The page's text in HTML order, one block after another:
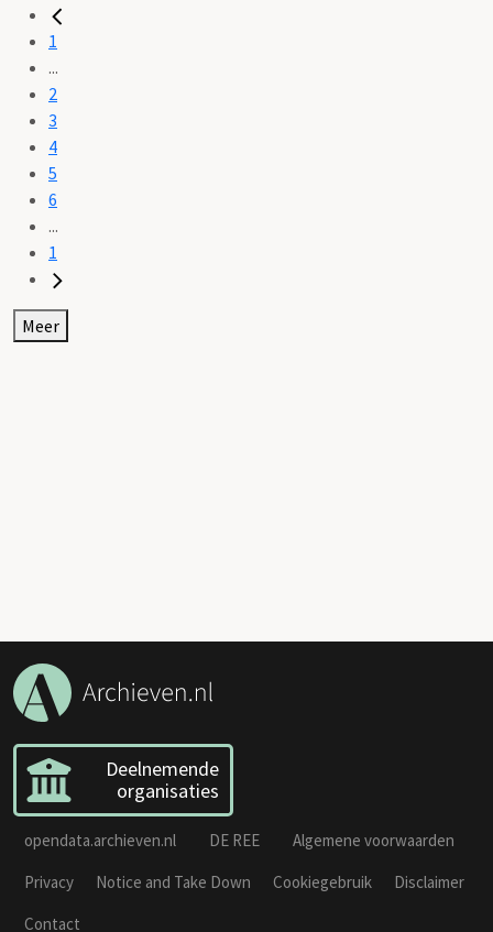
1
...
2
3
4
5
6
...
1
Meer
Deelnemende
organisaties
opendata.archieven.nl DE REE
Algemene voorwaarden
Privacy
Notice and Take Down Cookiegebruik
Disclaimer
Contact